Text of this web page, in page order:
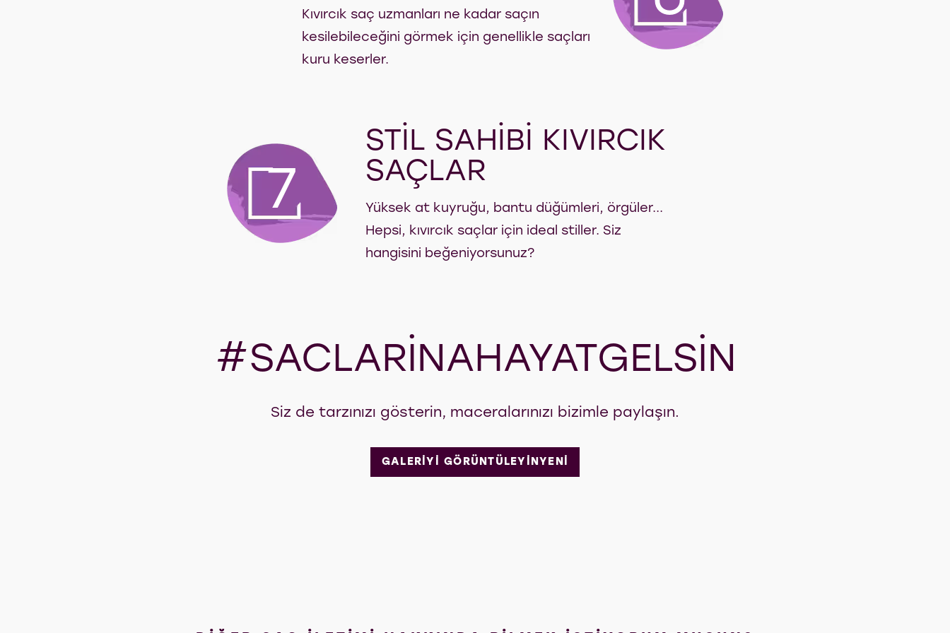
Kıvırcık saç uzmanları ne kadar saçın
kesilebileceğini görmek için genellikle saçları
kuru keserler.
STİL SAHİBİ KIVIRCIK
SAÇLAR
7
Yüksek at kuyruğu, bantu düğümleri, örgüler...
Hepsi, kıvırcık saçlar için ideal stiller. Siz
hangisini beğeniyorsunuz?
#SACLARINAHAYATGELSIN
Siz de tarzınızı gösterin, maceralarınızı bizimle paylaşın.
GALERİYİ GÖRÜNTÜLEYİNYENİ